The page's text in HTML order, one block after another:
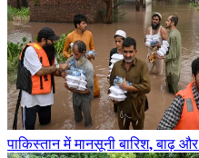
पाकिस्तान में मानसूनी बारिश, बाढ़